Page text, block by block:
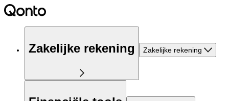
Zakelijke rekening Zakelijke rekening